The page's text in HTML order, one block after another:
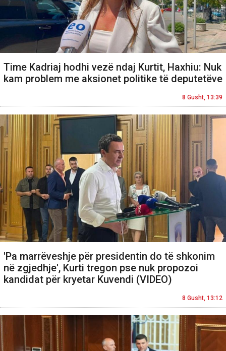
Time Kadriaj hodhi vezë ndaj Kurtit, Haxhiu: Nuk
kam problem me aksionet politike të deputetëve
8 Gusht, 13:39
'Pa marrëveshje për presidentin do të shkonim
në zgjedhje', Kurti tregon pse nuk propozoi
kandidat për kryetar Kuvendi (VIDEO)
8 Gusht, 13:12